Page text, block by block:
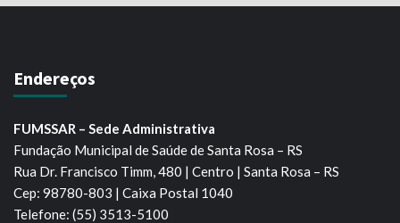
Endereços
FUMSSAR – Sede Administrativa
Fundação Municipal de Saúde de Santa Rosa – RS
Rua Dr. Francisco Timm, 480 | Centro | Santa Rosa – RS
Cep: 98780-803 | Caixa Postal 1040
Telefone: (55) 3513-5100